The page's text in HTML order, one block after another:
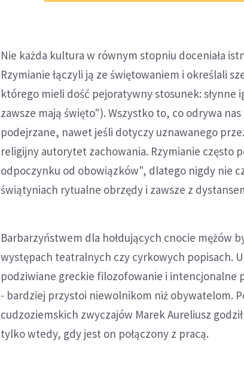
Nie każda kultura w równym stopniu doceniała
Rzymianie łączyli ją ze świętowaniem i określali
którego mieli dość pejoratywny stosunek: słynne
zawsze mają święto"). Wszystko to, co odrywa
podejrzane, nawet jeśli dotyczy uznawanego
religijny autorytet zachowania. Rzymianie często
odpoczynku od obowiązków", dlatego nigdy nie
świątyniach rytualne obrzędy i zawsze z
Barbarzyństwem dla hołdujących cnocie mężów
występach teatralnych czy cyrkowych popisach.
podziwiane greckie filozofowanie i intencjonalne
- bardziej przystoi niewolnikom niż obywatelom.
cudzoziemskich zwyczajów Marek Aureliusz
tylko wtedy, gdy jest on połączony z pracą.